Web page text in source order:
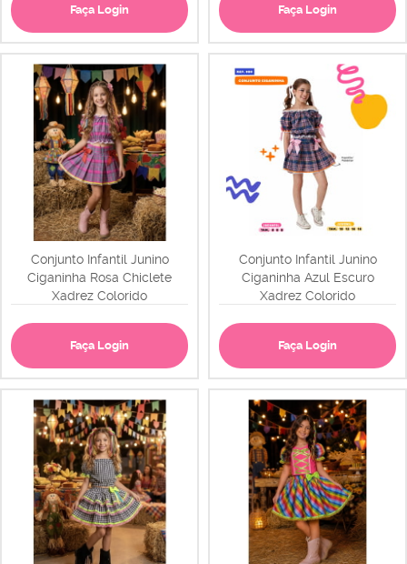
Faça Login Faça Login
Conjunto Infantil Junino
Ciganinha Rosa Chiclete
Xadrez Colorido
Faça Login
Conjunto Infantil Junino
Ciganinha Azul Escuro
Xadrez Colorido
Faça Login